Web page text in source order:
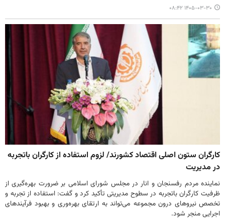
۱۴۰۵-۰۳-۳۰ ۰۸:۴۲
کارگران ستون اصلی اقتصاد کشورند/ لزوم استفاده از کارگران باتجربه
در مدیریت
نماینده مردم رفسنجان و انار در مجلس شورای اسلامی بر ضرورت بهره‌گیری از
ظرفیت کارگران باتجربه در سطوح مدیریتی تأکید کرد و گفت: استفاده از تجربه و
تخصص نیروهای درون مجموعه می‌تواند به ارتقای بهره‌وری و بهبود فرآیندهای
اجرایی منجر شود.